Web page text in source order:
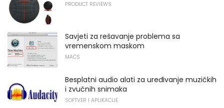
PRODUCT REVIEWS
Savjeti za rešavanje problema sa
vremenskom maskom
MACS
Besplatni audio alati za uređivanje muzičkih
i zvučnih snimaka
SOFTVER I APLIKACIJE